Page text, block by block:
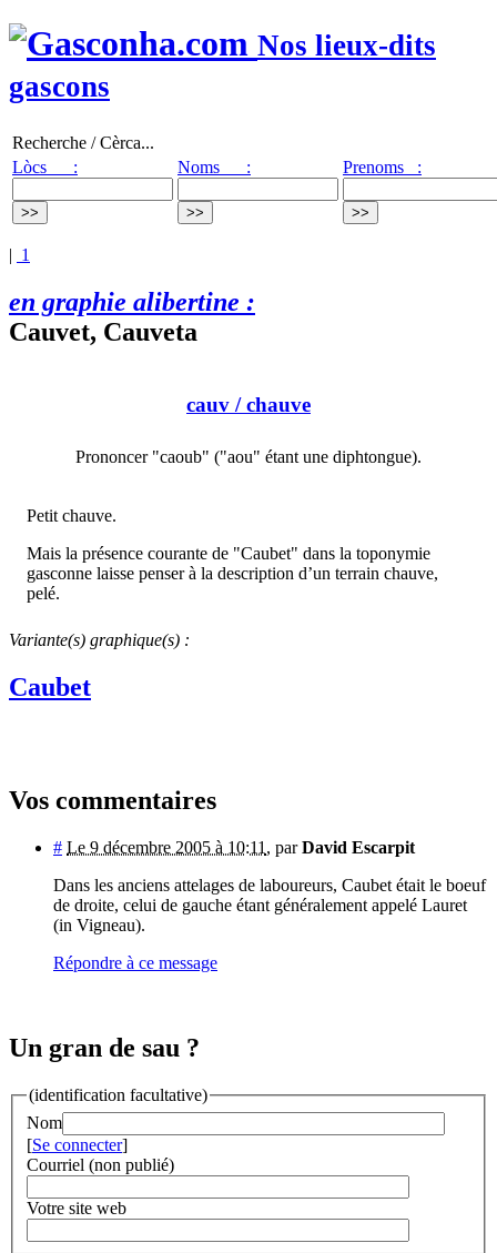
Nos lieux-dits
gascons
Recherche / Cèrca...
Lòcs :
Noms : Prenoms :
| 1
en graphie alibertine :
Cauvet, Cauveta
cauv / chauve
Prononcer "caoub" ("aou" étant une diphtongue).
Petit chauve.
Mais la présence courante de "Caubet" dans la toponymie
gasconne laisse penser à la description d’un terrain chauve,
pelé.
Variante(s) graphique(s) :
Caubet
Vos commentaires
# Le 9 décembre 2005 à 10:11 , parDavid Escarpit
Dans les anciens attelages de laboureurs, Caubet était le boeuf
de droite, celui de gauche étant généralement appelé Lauret
(in Vigneau).
Répondre à ce message
Un gran de sau ?
(identification facultative)
Nom
[Se connecter]
Courriel (non publié)
Votre site web